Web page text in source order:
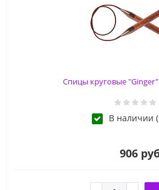
Спицы круговые
В наличии
906